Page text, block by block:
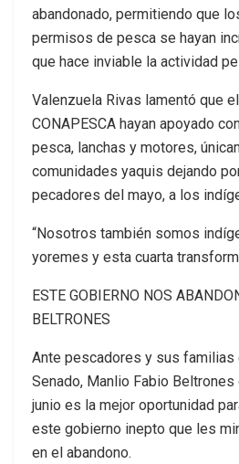
abandonado, permitiendo que
permisos de pesca se hayan
que hace inviable la actividad
Valenzuela Rivas lamentó que
CONAPESCA hayan apoyado
pesca, lanchas y motores,
comunidades yaquis dejando
pecadores del mayo, a los
“Nosotros también somos
yoremes y esta cuarta
ESTE GOBIERNO NOS
BELTRONES
Ante pescadores y sus familias
Senado, Manlio Fabio
junio es la mejor oportunidad
este gobierno inepto que les
en el abandono.